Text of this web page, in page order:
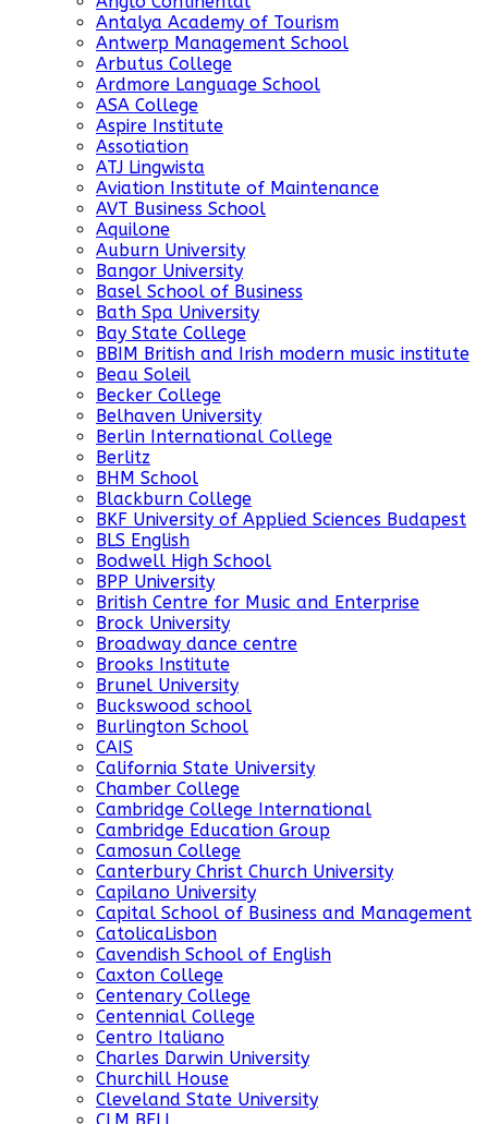
Antalya Academy of Tourism
Antwerp Management School
Arbutus College
Ardmore Language School
ASA College
Aspire Institute
Assotiation
ATJ Lingwista
Aviation Institute of Maintenance
AVT Business School
Aquilone
Auburn University
Bangor University
Basel School of Business
Bath Spa University
Bay State College
BBIM British and Irish modern music institute
Beau Soleil
Becker College
Belhaven University
Berlin International College
Berlitz
BHM School
Blackburn College
BKF University of Applied Sciences Budapest
BLS English
Bodwell High School
BPP University
British Centre for Music and Enterprise
Brock University
Broadway dance centre
Brooks Institute
Brunel University
Buckswood school
Burlington School
CAIS
California State University
Chamber College
Cambridge College International
Cambridge Education Group
Camosun College
Canterbury Christ Church University
Capilano University
Capital School of Business and Management
CatolicaLisbon
Cavendish School of English
Caxton College
Centenary College
Centennial College
Centro Italiano
Charles Darwin University
Churchill House
Cleveland State University